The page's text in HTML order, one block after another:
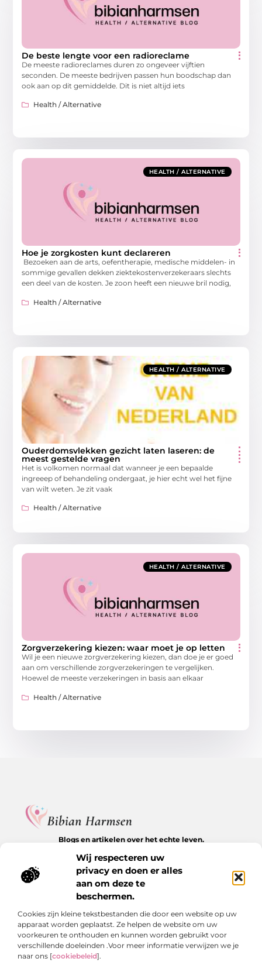
Wij respecteren uw
privacy en doen er alles
aan om deze te
beschermen.
Cookies zijn kleine tekstbestanden die door een website op uw
apparaat worden geplaatst. Ze helpen de website om uw
voorkeuren te onthouden en kunnen worden gebruikt voor
verschillende doeleinden .Voor meer informatie verwijzen we je
naar ons [cookiebeleid].
De beste lengte voor een radioreclame
De meeste radioreclames duren zo ongeveer vijftien
seconden. De meeste bedrijven passen hun boodschap dan
ook aan op dit gemiddelde. Dit is niet altijd iets
Health / Alternative
HEALTH / ALTERNATIVE
Hoe je zorgkosten kunt declareren
Bezoeken aan de arts, oefentherapie, medische middelen- in
sommige gevallen dekken ziektekostenverzekeraars slechts
een deel van de kosten. Je zoon heeft een nieuwe bril nodig,
Health / Alternative
HEALTH / ALTERNATIVE
Ouderdomsvlekken gezicht laten laseren: de
meest gestelde vragen
Het is volkomen normaal dat wanneer je een bepaalde
ingreeep of behandeling ondergaat, je hier echt wel het fijne
van wilt weten. Je zit vaak
Health / Alternative
HEALTH / ALTERNATIVE
Zorgverzekering kiezen: waar moet je op letten
Wil je een nieuwe zorgverzekering kiezen, dan doe je er goed
aan om verschillende zorgverzekeringen te vergelijken.
Hoewel de meeste verzekeringen in basis aan elkaar
Health / Alternative
Blogs en artikelen over het echte leven.
waardevolle inzichten op BibianHarmsen.nl.
Bericht categorie
Onze informatie